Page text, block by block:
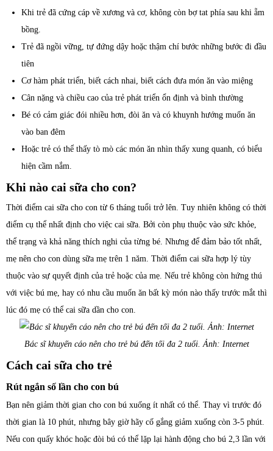
Khi trẻ đã cứng cáp về xương và cơ, không còn bợ tat phía sau khi ẵm
bồng.
Trẻ đã ngồi vững, tự đứng dậy hoặc thậm chí bước những bước đi đầu
tiên
Cơ hàm phát triển, biết cách nhai, biết cách đưa món ăn vào miệng
Cân nặng và chiều cao của trẻ phát triển ổn định và bình thường
Bé có cảm giác đói nhiều hơn, đòi ăn và có khuynh hướng muốn ăn
vào ban đêm
Hoặc trẻ có thể thấy tò mò các món ăn nhìn thấy xung quanh, có biểu
hiện cầm nắm.
Khi nào cai sữa cho con?
Thời điểm cai sữa cho con từ 6 tháng tuổi trở lên. Tuy nhiên không có thời
điểm cụ thể nhất định cho việc cai sữa. Bởi còn phụ thuộc vào sức khỏe,
thể trạng và khả năng thích nghi của từng bé. Nhưng để đảm bảo tốt nhất,
mẹ nên cho con dùng sữa mẹ trên 1 năm. Thời điểm cai sữa hợp lý tùy
thuộc vào sự quyết định của trẻ hoặc của mẹ. Nếu trẻ không còn hứng thú
với việc bú mẹ, hay có nhu cầu muốn ăn bất kỳ món nào thấy trước mắt thì
lúc đó mẹ có thể cai sữa dần cho con.
Bác sĩ khuyến cáo nên cho trẻ bú đến tối đa 2 tuổi. Ảnh: Internet
Cách cai sữa cho trẻ
Rút ngắn số lần cho con bú
Bạn nên giảm thời gian cho con bú xuống ít nhất có thể. Thay vì trước đó
thời gian là 10 phút, nhưng bây giờ hãy cố gắng giảm xuống còn 3-5 phút.
Nếu con quấy khóc hoặc đòi bú có thể lặp lại hành động cho bú 2,3 lần với